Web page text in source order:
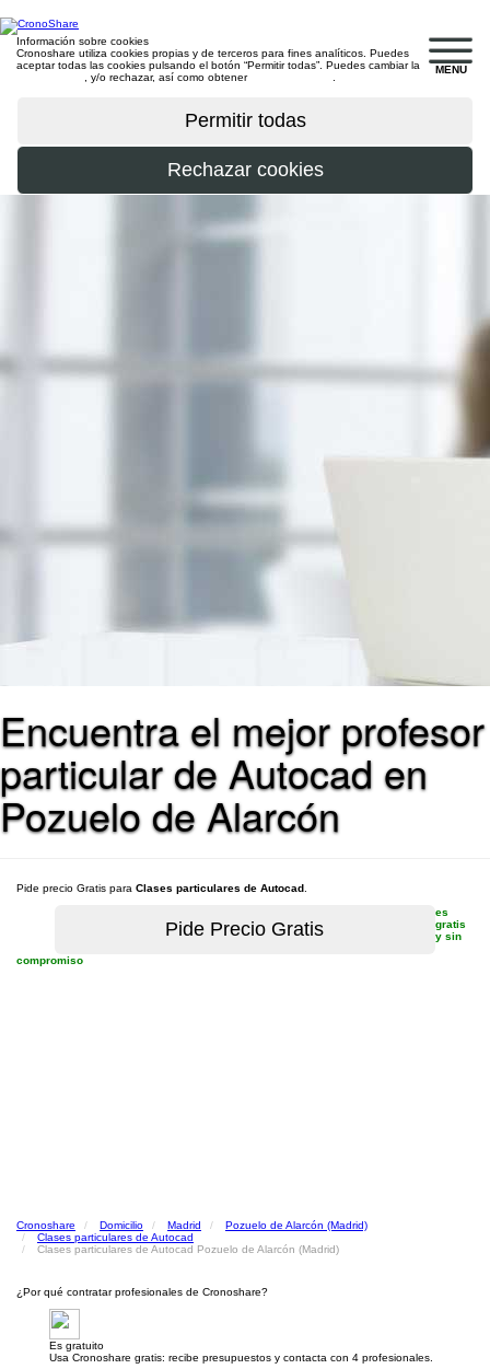
MENU
Información sobre cookies
Cronoshare utiliza cookies propias y de terceros para fines analíticos. Puedes
aceptar todas las cookies pulsando el botón “Permitir todas”. Puedes cambiar la
, y/o rechazar, así como obtener
Encuentra el mejor profesor
particular de Autocad en
Pozuelo de Alarcón
Pide precio Gratis para Clases particulares de Autocad
es
gratis
y sin
compromiso
Cronoshare Domicilio Madrid
Pozuelo de Alarcón (Madrid)
Clases particulares de Autocad
Clases particulares de Autocad Pozuelo de Alarcón (Madrid)
¿Por qué contratar profesionales de Cronoshare?
Es gratuito
Usa Cronoshare gratis: recibe presupuestos y contacta con 4 profesionales.